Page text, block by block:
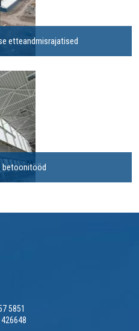
etteandmisrajatised
betoonitööd
5851